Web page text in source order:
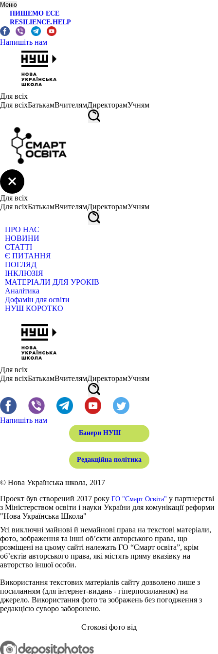
Меню
ПИШЕМО ЕСЕ
RESILIENCE.HELP
Напишіть нам
Для всіх
Для всіхБатькамВчителямДиректорамУчням
Для всіх
Для всіхБатькамВчителямДиректорамУчням
ПРО НАС
НОВИНИ
СТАТТІ
Є ПИТАННЯ
ПОГЛЯД
ІНКЛЮЗІЯ
МАТЕРІАЛИ ДЛЯ УРОКІВ
Аналітика
Дофамін для освіти
НУШ КОРОТКО
Для всіх
Для всіхБатькамВчителямДиректорамУчням
Напишіть нам
Банери НУШ
Редакційна політика
© Нова Українська школа, 2017
Проект був створений 2017 року ГО "Смарт Освіта" у партнерстві
з Міністерством освіти і науки України для комунікації реформи
"Нова Українська Школа"
Усі виключні майнові й немайнові права на текстові матеріали,
фото, зображення та інші об’єкти авторського права, що
розміщені на цьому сайті належать ГО “Смарт освіта”, крім
об’єктів авторського права, які містять пряму вказівку на
авторство іншої особи.
Використання текстових матеріалів сайту дозволено лише з
посиланням (для інтернет-видань - гіперпосиланням) на
джерело. Використання фото та зображень без погодження з
редакцією суворо заборонено.
Стокові фото від